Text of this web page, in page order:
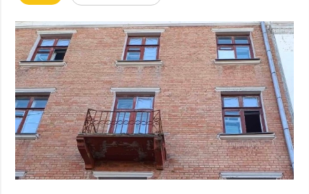
Wirtschaft
Militär
Gesellschaft und
Kultur
Sport
Kriminalität
Notstand und
Notfälle
und zum Schutz
personenbezogener
Daten